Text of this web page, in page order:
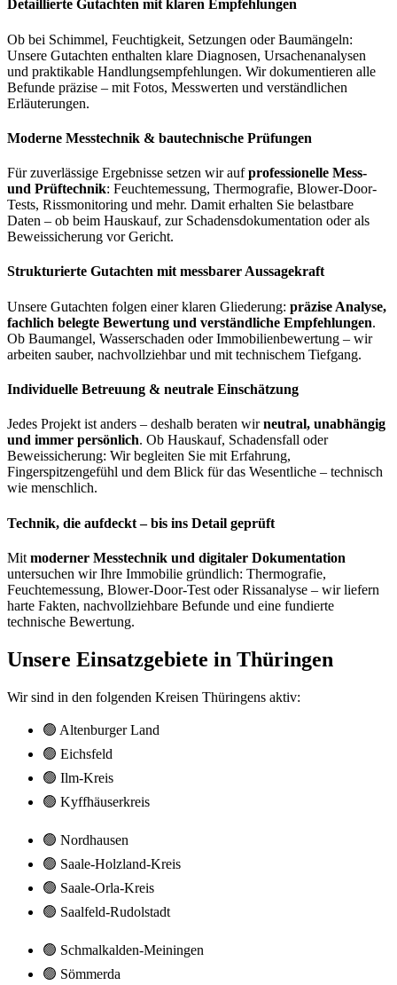
Detaillierte Gutachten mit klaren Empfehlungen
Ob bei Schimmel, Feuchtigkeit, Setzungen oder Baumängeln:
Unsere Gutachten enthalten klare Diagnosen, Ursachenanalysen
und praktikable Handlungsempfehlungen. Wir dokumentieren alle
Befunde präzise – mit Fotos, Messwerten und verständlichen
Erläuterungen.
Moderne Messtechnik & bautechnische Prüfungen
Für zuverlässige Ergebnisse setzen wir aufprofessionelle Mess-
und Prüftechnik: Feuchtemessung, Thermografie, Blower-Door-
Tests, Rissmonitoring und mehr. Damit erhalten Sie belastbare
Daten – ob beim Hauskauf, zur Schadensdokumentation oder als
Beweissicherung vor Gericht.
Strukturierte Gutachten mit messbarer Aussagekraft
Unsere Gutachten folgen einer klaren Gliederung: präzise Analyse,
fachlich belegte Bewertung und verständliche Empfehlungen.
Ob Baumangel, Wasserschaden oder Immobilienbewertung – wir
arbeiten sauber, nachvollziehbar und mit technischem Tiefgang.
Individuelle Betreuung & neutrale Einschätzung
Jedes Projekt ist anders – deshalb beraten wirneutral, unabhängig
und immer persönlich. Ob Hauskauf, Schadensfall oder
Beweissicherung: Wir begleiten Sie mit Erfahrung,
Fingerspitzengefühl und dem Blick für das Wesentliche – technisch
wie menschlich.
Technik, die aufdeckt – bis ins Detail geprüft
Mit moderner Messtechnik und digitaler Dokumentation
untersuchen wir Ihre Immobilie gründlich: Thermografie,
Feuchtemessung, Blower-Door-Test oder Rissanalyse – wir liefern
harte Fakten, nachvollziehbare Befunde und eine fundierte
technische Bewertung.
Unsere Einsatzgebiete in Thüringen
Wir sind in den folgenden Kreisen Thüringens aktiv:
🟢 Altenburger Land
🟢 Eichsfeld
🟢 Ilm-Kreis
🟢 Kyffhäuserkreis
🟢 Nordhausen
🟢 Saale-Holzland-Kreis
🟢 Saale-Orla-Kreis
🟢 Saalfeld-Rudolstadt
🟢 Schmalkalden-Meiningen
🟢 Sömmerda